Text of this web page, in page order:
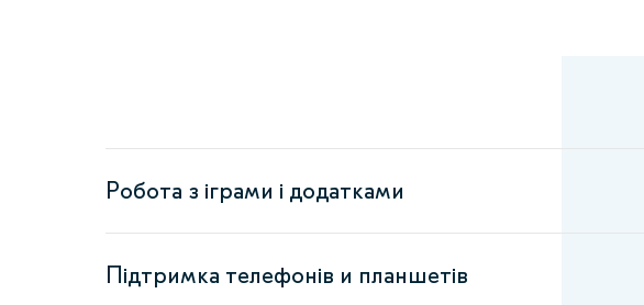
Робота з іграми і додатками
Підтримка телефонів и планшетів